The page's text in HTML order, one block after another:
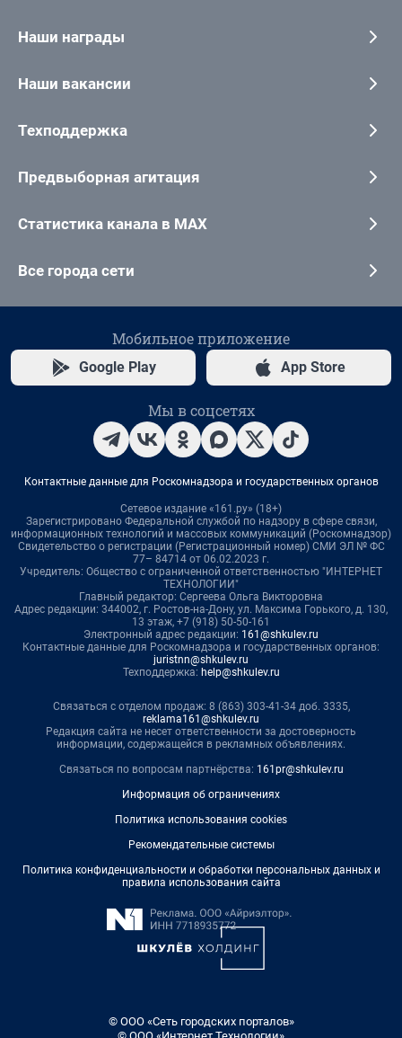
Наши награды
Наши вакансии
Техподдержка
Предвыборная агитация
Статистика канала в MAX
Все города сети
Мобильное приложение
Google Play App Store
Мы в соцсетях
Контактные данные для Роскомнадзора и государственных органов
Сетевое издание «161.ру» (18+)
Зарегистрировано Федеральной службой по надзору в сфере связи,
информационных технологий и массовых коммуникаций (Роскомнадзор)
Свидетельство о регистрации (Регистрационный номер) СМИ ЭЛ № ФС
77– 84714 от 06.02.2023 г.
Учредитель: Общество с ограниченной ответственностью "ИНТЕРНЕТ
ТЕХНОЛОГИИ"
Главный редактор: Сергеева Ольга Викторовна
Адрес редакции: 344002, г. Ростов-на-Дону, ул. Максима Горького, д. 130,
13 этаж, +7 (918) 50-50-161
Электронный адрес редакции: 161@shkulev.ru
Контактные данные для Роскомнадзора и государственных органов:
juristnn@shkulev.ru
Техподдержка: help@shkulev.ru
Связаться с отделом продаж: 8 (863) 303-41-34 доб. 3335,
reklama161@shkulev.ru
Редакция сайта не несет ответственности за достоверность
информации, содержащейся в рекламных объявлениях.
Связаться по вопросам партнёрства: 161pr@shkulev.ru
Информация об ограничениях
Политика использования cookies
Рекомендательные системы
Политика конфиденциальности и обработки персональных данных и
правила использования сайта
© ООО «Сеть городских порталов»